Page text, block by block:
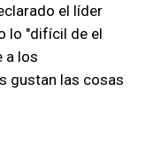
el líder
lo "difícil de el
a los
gustan las cosas